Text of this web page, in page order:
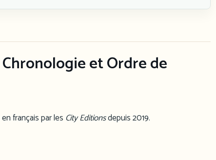
et Ordre de
français par les City Editionsdepuis 2019.